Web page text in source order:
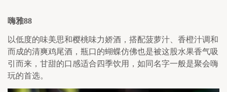
嗨雅88
以低度的味美思和樱桃味力娇酒，搭配菠萝汁、香橙汁调和
而成的清爽鸡尾酒，瓶口的蝴蝶仿佛也是被这股水果香气吸
引而来，甘甜的口感适合四季饮用，如同名字一般是聚会嗨
玩的首选。